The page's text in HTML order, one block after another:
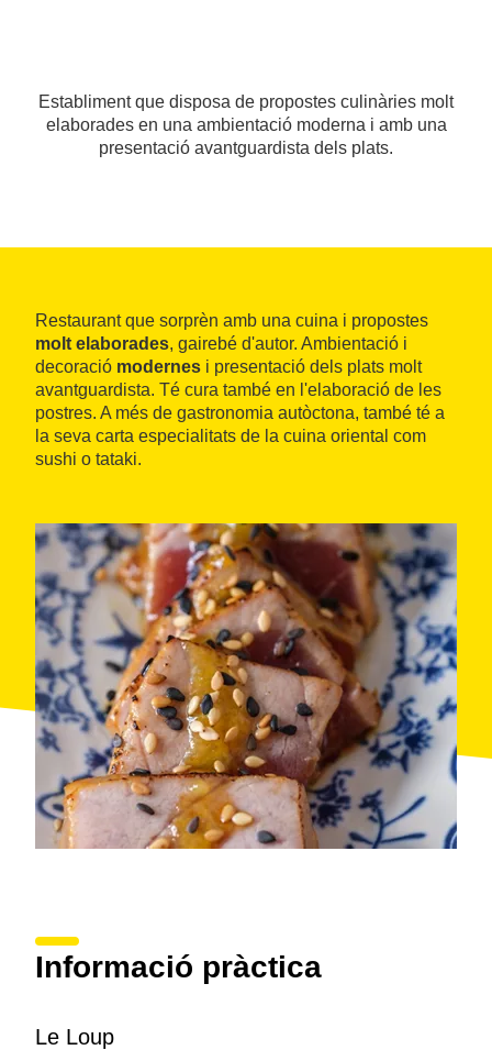
Establiment que disposa de propostes culinàries molt
elaborades en una ambientació moderna i amb una
presentació avantguardista dels plats.
Restaurant que sorprèn amb una cuina i propostes
molt elaborades, gairebé d'autor. Ambientació i
decoració modernes i presentació dels plats molt
avantguardista. Té cura també en l'elaboració de les
postres. A més de gastronomia autòctona, també té a
la seva carta especialitats de la cuina oriental com
sushi o tataki.
Informació pràctica
Le Loup